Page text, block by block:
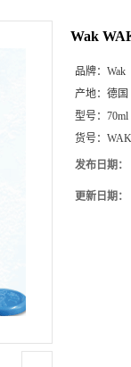
Wak
品牌： Wak
产地： 德国
型号： 70ml
货号：
发布日期：
更新日期：